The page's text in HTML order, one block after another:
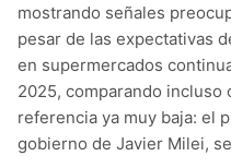
mostrando señales
pesar de las expectativas
en supermercados
2025, comparando incluso
referencia ya muy baja: el
gobierno de Javier Milei,